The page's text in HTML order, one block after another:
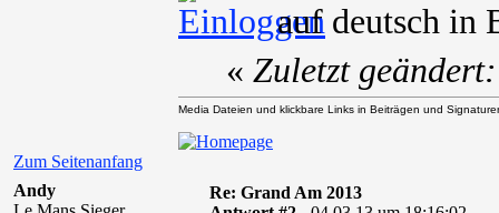
auf deutsch in
Zum Seitenanfang
« Zuletzt
Media Dateien und klickbare Links in Beiträgen und
Andy
Re: Grand Am 2013